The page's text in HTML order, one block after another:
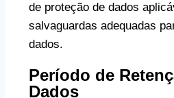
de proteção de dados
salvaguardas adequadas
dados.
Período de
Dados